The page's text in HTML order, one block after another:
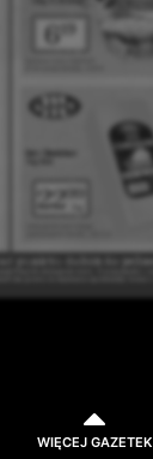
WIĘCEJ GAZETEK